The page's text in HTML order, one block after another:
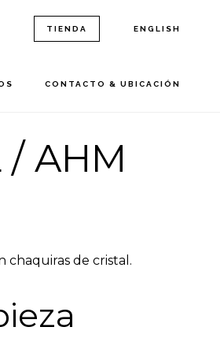
CONTACTO & UBICACIÓN
TIENDA ENGLISH
/ AHM
chaquiras de cristal.